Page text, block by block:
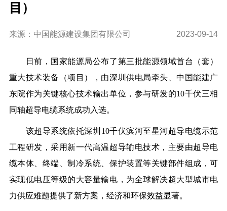
目）
来源：中国能源建设集团有限公司 2023-09-14
日前，国家能源局公布了第三批能源领域首台（套）
重大技术装备（项目），由深圳供电局牵头、中国能建广
东院作为关键核心技术输出单位，参与研发的10千伏三相
同轴超导电缆系统成功入选。
该超导系统依托深圳 10千伏滨河至星河超导电缆示范
工程研发，采用新一代高温超导输电技术，主要由超导电
缆本体、终端、制冷系统、保护装置等关键部件组成，可
实现低电压等级的大容量输电，为全球解决超大型城市电
力供应难题提供了新方案，经济和环保效益显著。